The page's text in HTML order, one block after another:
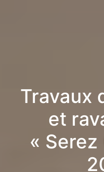
Travaux
et
«